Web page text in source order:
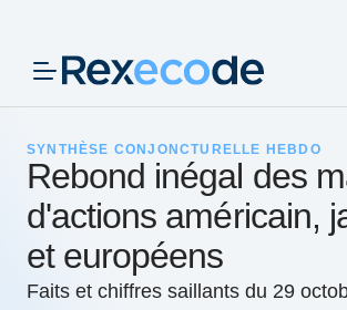
SYNTHÈSE CONJONCTURELLE HEBDO
Rebond inégal des
d'actions américain,
et européens
Faits et chiffres saillants du 29